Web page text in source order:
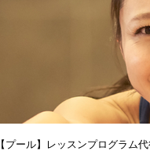
【プール】レッスンプログラム